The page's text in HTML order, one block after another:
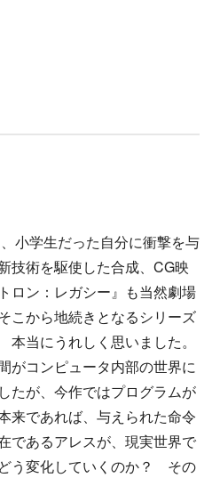
小学生だった自分に衝撃を与
技術を駆使した合成、CG映
ロン：レガシー』も当然劇場
こから地続きとなるシリーズ
当にうれしく思いました。
がコンピュータ内部の世界に
たが、今作ではプログラムが
来であれば、与えられた命令
であるアレスが、現実世界で
う変化していくのか？ その